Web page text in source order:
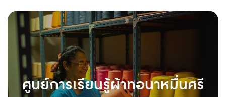
ศูนย์การเรียนรู้ผ้าทอนาหมื่นศรี